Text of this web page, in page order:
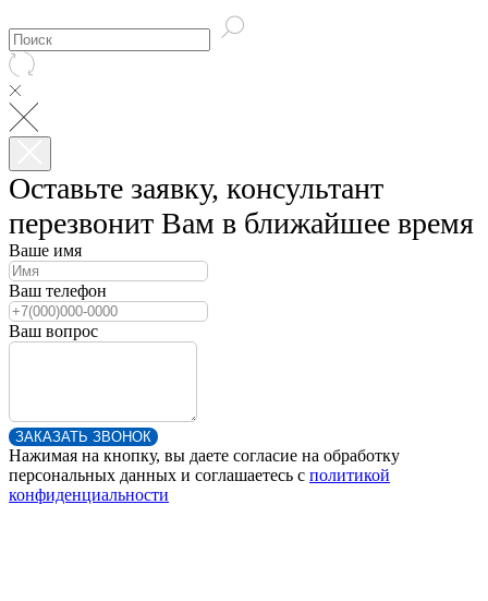
Оставьте заявку, консультант
перезвонит Вам в ближайшее время
Ваше имя
Ваш телефон
Ваш вопрос
ЗАКАЗАТЬ ЗВОНОК
Нажимая на кнопку, вы даете согласие на обработку
персональных данных и соглашаетесь c политикой
конфиденциальности